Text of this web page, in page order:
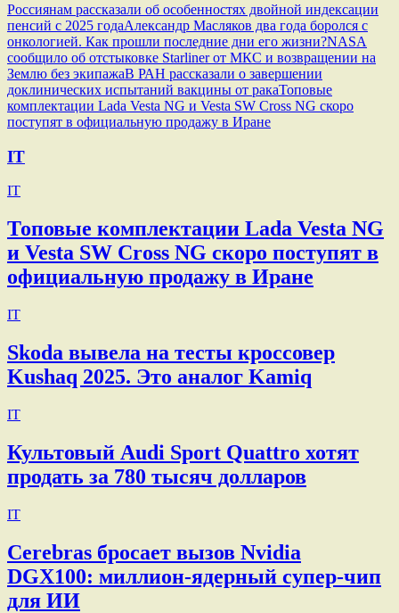
Россиянам рассказали об особенностях двойной индексации
пенсий с 2025 годаАлександр Масляков два года боролся с
онкологией. Как прошли последние дни его жизни?NASA
сообщило об отстыковке Starliner от МКС и возвращении на
Землю без экипажаВ РАН рассказали о завершении
доклинических испытаний вакцины от ракаТоповые
комплектации Lada Vesta NG и Vesta SW Cross NG скоро
поступят в официальную продажу в Иране
IT
IT
Топовые комплектации Lada Vesta NG
и Vesta SW Cross NG скоро поступят в
официальную продажу в Иране
IT
Skoda вывела на тесты кроссовер
Kushaq 2025. Это аналог Kamiq
IT
Культовый Audi Sport Quattro хотят
продать за 780 тысяч долларов
IT
Cerebras бросает вызов Nvidia
DGX100: миллион-ядерный супер-чип
для ИИ